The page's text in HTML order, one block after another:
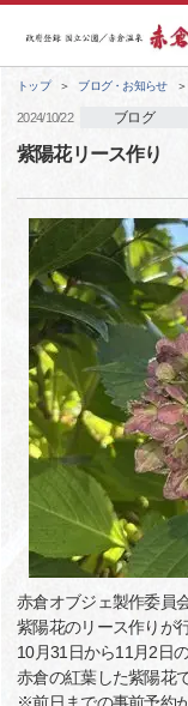
トップ ブログ・お知らせ
2024/10/22 ブログ
紫陽花リース作り
赤倉オブジェ製作委員
紫陽花のリース作りが
10月31日から11月2日の
赤倉の紅葉した紫陽花